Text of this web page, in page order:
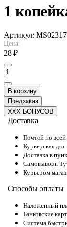
1
Артикул: MS02317
Цена:
28 ₽
В корзину
Предзаказ
XXX БОНУСОВ
Доставка
Почтой по всей
Курьерская
Доставка в
Самовывоз г.
Курьером
Способы оплаты
Наложенный
Банковские
Система